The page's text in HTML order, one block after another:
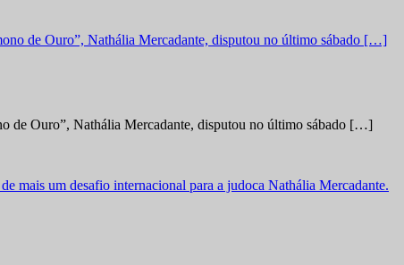
de Ouro”, Nathália Mercadante, disputou no último sábado […]